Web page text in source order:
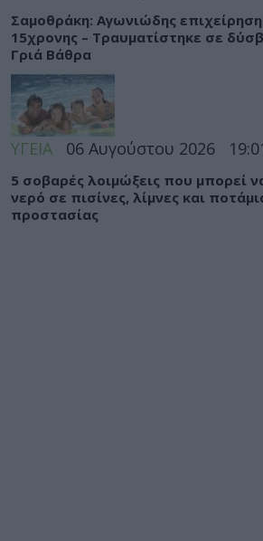
Σαμοθράκη: Αγωνιώδης
15χρονης – Τραυματίστηκε σε
Γριά Βάθρα
ΥΓΕΙΑ 06 Αυγούστου 2026
5 σοβαρές λοιμώξεις που μπορεί
νερό σε πισίνες, λίμνες και
προστασίας